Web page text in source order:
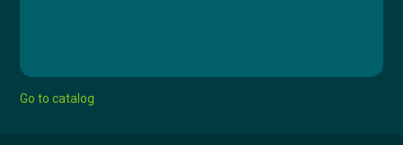
Go to catalog